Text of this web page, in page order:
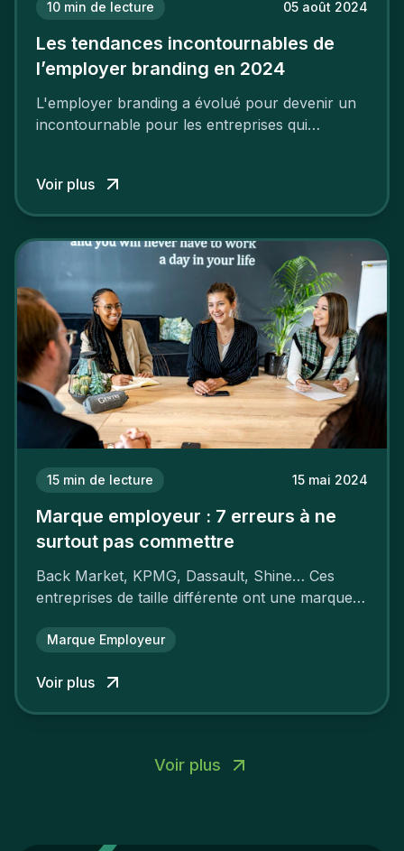
10 min de lecture 05 août 2024
Les tendances incontournables de
l’employer branding en 2024
L'employer branding a évolué pour devenir un
incontournable pour les entreprises qui
Voir plus
15 min de lecture 15 mai 2024
Marque employeur : 7 erreurs à ne
surtout pas commettre
Back Market, KPMG, Dassault, Shine… Ces
entreprises de taille différente ont une marque
attractivité et une fidélisation à faire pâlir leurs
Marque Employeur
Voir plus
Voir plus